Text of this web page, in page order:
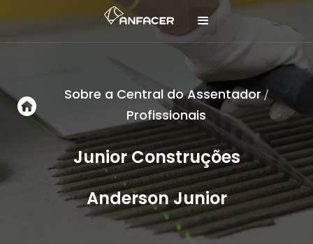
Sobre a Central do Assentador/
Profissionais
Junior Construções
Anderson Junior